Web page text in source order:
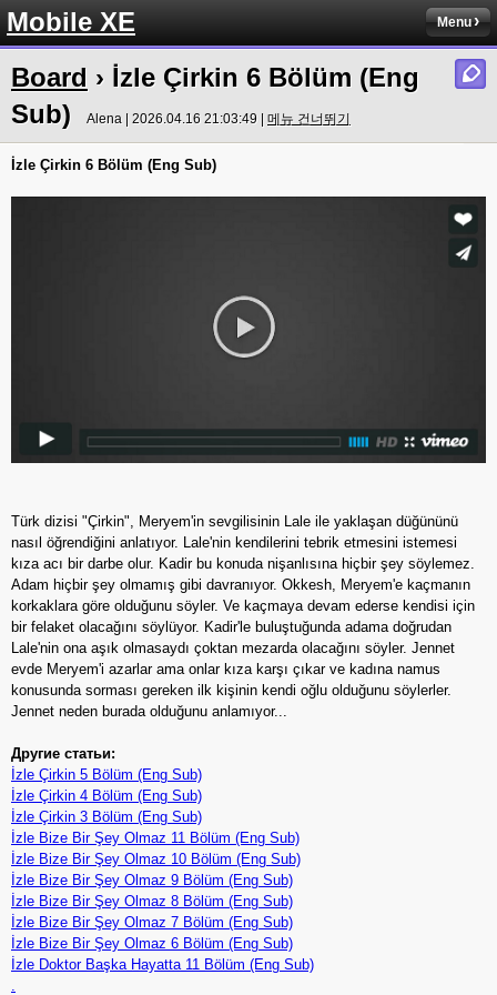
Mobile XE Menu
Board › İzle Çirkin 6 Bölüm (Eng
Sub)
Alena | 2026.04.16 21:03:49 | 메뉴 건너뛰기
İzle Çirkin 6 Bölüm (Eng Sub)
Türk dizisi "Çirkin", Meryem'in sevgilisinin Lale ile yaklaşan düğününü
nasıl öğrendiğini anlatıyor. Lale'nin kendilerini tebrik etmesini istemesi
kıza acı bir darbe olur. Kadir bu konuda nişanlısına hiçbir şey söylemez.
Adam hiçbir şey olmamış gibi davranıyor. Okkesh, Meryem'e kaçmanın
korkaklara göre olduğunu söyler. Ve kaçmaya devam ederse kendisi için
bir felaket olacağını söylüyor. Kadir'le buluştuğunda adama doğrudan
Lale'nin ona aşık olmasaydı çoktan mezarda olacağını söyler. Jennet
evde Meryem'i azarlar ama onlar kıza karşı çıkar ve kadına namus
konusunda sorması gereken ilk kişinin kendi oğlu olduğunu söylerler.
Jennet neden burada olduğunu anlamıyor...
Другие статьи:
İzle Çirkin 5 Bölüm (Eng Sub)
İzle Çirkin 4 Bölüm (Eng Sub)
İzle Çirkin 3 Bölüm (Eng Sub)
İzle Bize Bir Şey Olmaz 11 Bölüm (Eng Sub)
İzle Bize Bir Şey Olmaz 10 Bölüm (Eng Sub)
İzle Bize Bir Şey Olmaz 9 Bölüm (Eng Sub)
İzle Bize Bir Şey Olmaz 8 Bölüm (Eng Sub)
İzle Bize Bir Şey Olmaz 7 Bölüm (Eng Sub)
İzle Bize Bir Şey Olmaz 6 Bölüm (Eng Sub)
İzle Doktor Başka Hayatta 11 Bölüm (Eng Sub)
.